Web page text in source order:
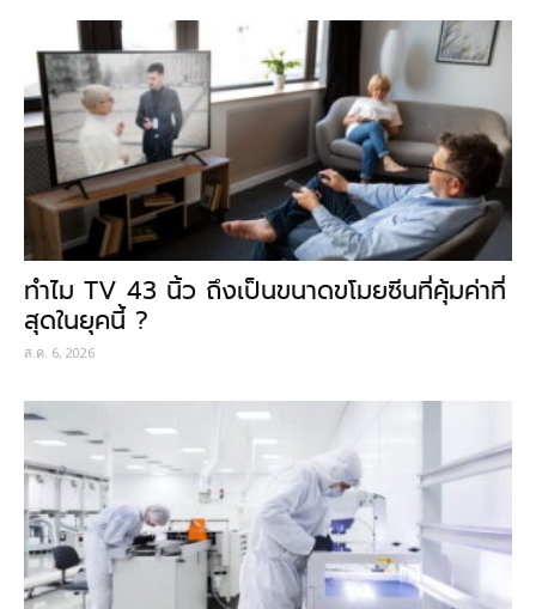
ทำไม TV 43 นิ้ว ถึงเป็นขนาดขโมยซีนที่คุ้มค่าที่
สุดในยุคนี้ ?
ส.ค. 6, 2026